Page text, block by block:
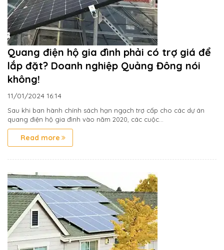
Quang điện hộ gia đình phải có trợ giá để
lắp đặt? Doanh nghiệp Quảng Đông nói
không!
11/01/2024 16:14
Sau khi ban hành chính sách hạn ngạch trợ cấp cho các dự án
quang điện hộ gia đình vào năm 2020, các cuộc...
Read more